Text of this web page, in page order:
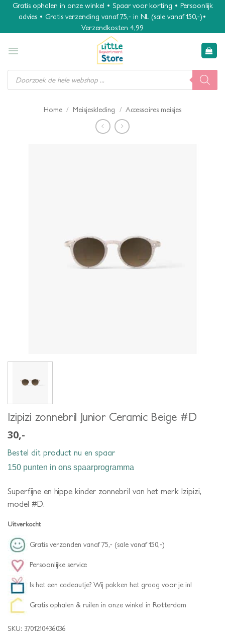
Gratis ophalen in onze winkel • Spaar voor korting • Persoonlijk
advies • Gratis verzending vanaf 75,- in NL (sale vanaf 150,-)•
Verzendkosten 4,99
Producten
zoeken
Home / Meisjeskleding / Accessoires meisjes
Izipizi zonnebril Junior Ceramic Beige #D
30,-
Bestel dit product nu en spaar
150 punten in ons spaarprogramma
Superfijne en hippe kinder zonnebril van het merk Izipizi,
model #D.
Uitverkocht
Gratis verzonden vanaf 75,- (sale vanaf 150,-)
Persoonlijke service
Is het een cadeautje? Wij pakken het graag voor je in!
Gratis ophalen & ruilen in onze winkel in Rotterdam
SKU: 3701210436036